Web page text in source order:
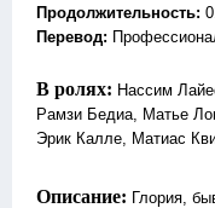
Продолжительность:
Перевод:
В ролях: Нассим
Рамзи Бедиа, Матье
Эрик Калле, Матиас
Описание: Глория,